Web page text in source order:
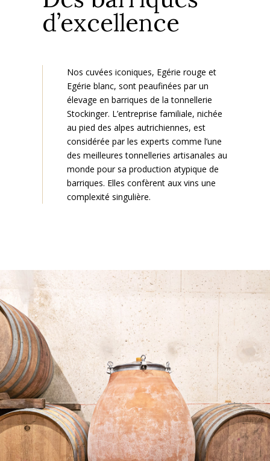
d’excellence
Nos cuvées iconiques, Egérie rouge et
Egérie blanc, sont peaufinées par un
élevage en barriques de la tonnellerie
Stockinger. L’entreprise familiale, nichée
au pied des alpes autrichiennes, est
considérée par les experts comme l’une
des meilleures tonnelleries artisanales au
monde pour sa production atypique de
barriques. Elles confèrent aux vins une
complexité singulière.